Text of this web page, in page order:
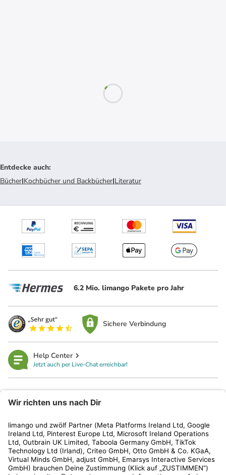
Entdecke auch:
Bücher|Kochbücher und Backbücher|Literatur
6.2 Mio. limango Pakete pro Jahr
Sichere Verbindung
Help Center
Jetzt auch per Live-Chat erreichbar!
Kundenservice
Shop